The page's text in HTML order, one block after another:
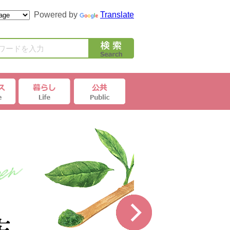
Powered by Translate
ードを入力